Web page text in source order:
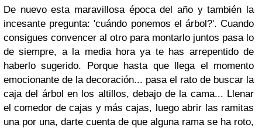
De nuevo esta maravillosa época del año y también la
incesante pregunta: 'cuándo ponemos el árbol?'. Cuando
consigues convencer al otro para montarlo juntos pasa lo
de siempre, a la media hora ya te has arrepentido de
haberlo sugerido. Porque hasta que llega el momento
emocionante de la decoración... pasa el rato de buscar la
caja del árbol en los altillos, debajo de la cama... Llenar
el comedor de cajas y más cajas, luego abrir las ramitas
una por una, darte cuenta de que alguna rama se ha roto,